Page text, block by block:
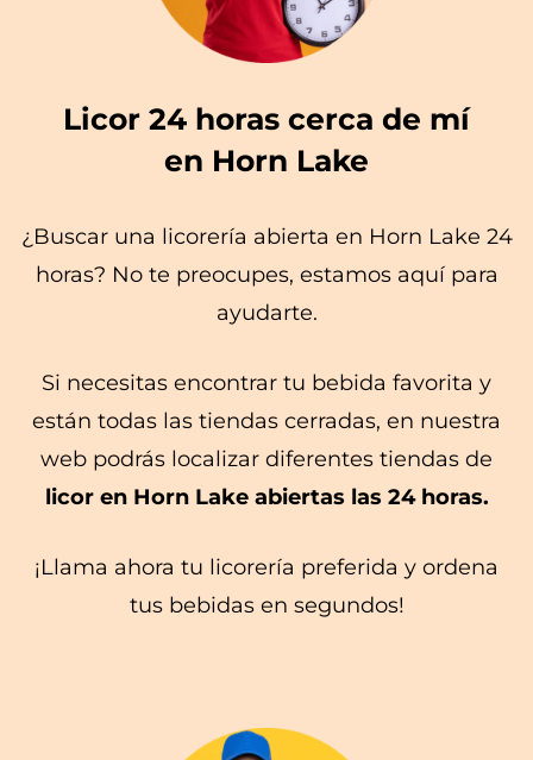
Licor 24 horas cerca de mí
en Horn Lake
¿Buscar una licorería abierta en Horn Lake 24
horas? No te preocupes, estamos aquí para
ayudarte.
Si necesitas encontrar tu bebida favorita y
están todas las tiendas cerradas, en nuestra
web podrás localizar diferentes tiendas de
licor en Horn Lake abiertas las 24 horas.
¡Llama ahora tu licorería preferida y ordena
tus bebidas en segundos!